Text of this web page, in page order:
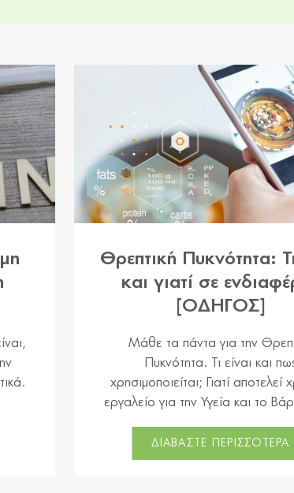
Θρεπτική Πυκνότητα: Τι
και γιατί σε
[ΟΔΗΓΟΣ]
Μάθε τα πάντα για την
Πυκνότητα. Τι είναι και
χρησιμοποιείται; Γιατί αποτελεί
εργαλείο για την Υγεία και το
ΔΙΑΒΑΣΤΕ ΠΕΡΙΣΣΟΤΕΡΑ